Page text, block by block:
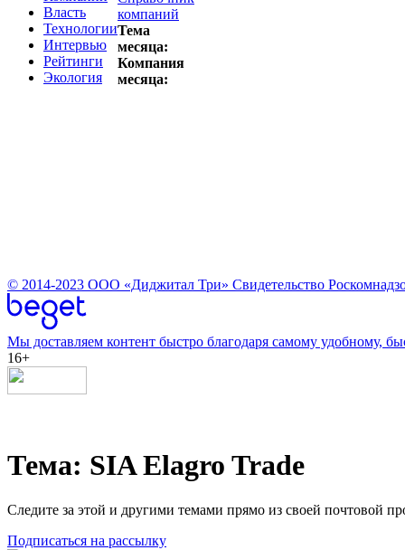
Власть
Технологии
Интервью
Рейтинги
Экология
компаний
Тема
месяца:
Компания
месяца:
© 2014-2023 ООО «Диджитал Три» Свидетельство
Мы доставляем контент быстро благодаря самому удобному,
16+
Тема: SIA Elagro Trade
Следите за этой и другими темами прямо из своей почтовой
Подписаться на рассылку